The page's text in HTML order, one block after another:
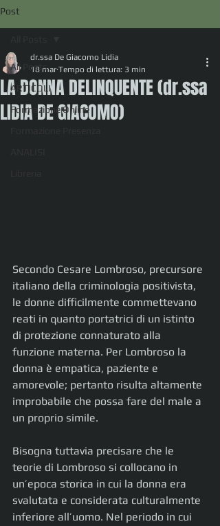
Post
All Posts
ARTICOLI
Formazione Online
LA DONNA DELINQUENTE (dr.ssa
LIDIA DE GIACOMO)
dr.ssa De Giacomo Lidia
18 mar Tempo di lettura: 3 min
Secondo Cesare Lombroso, precursore
italiano della criminologia positivista,
le donne difficilmente commettevano
reati in quanto portatrici di un istinto
di protezione connaturato alla
funzione materna. Per Lombroso la
donna è empatica, paziente e
amorevole; pertanto risulta altamente
improbabile che possa fare del male a
un proprio simile.
Bisogna tuttavia precisare che le
teorie di Lombroso si collocano in
un’epoca storica in cui la donna era
svalutata e considerata culturalmente
inferiore all’uomo. Nel periodo in cui